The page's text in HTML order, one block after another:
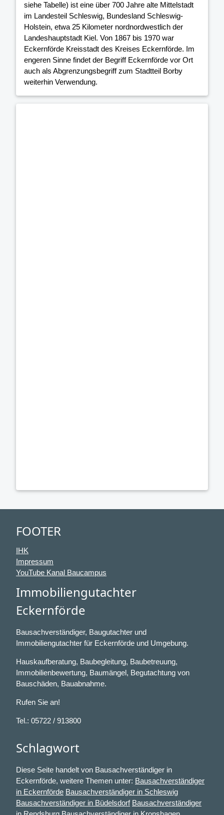
siehe Tabelle) ist eine über 700 Jahre alte Mittelstadt
im Landesteil Schleswig, Bundesland Schleswig-
Holstein, etwa 25 Kilometer nordnordwestlich der
Landeshauptstadt Kiel. Von 1867 bis 1970 war
Eckernförde Kreisstadt des Kreises Eckernförde. Im
engeren Sinne findet der Begriff Eckernförde vor Ort
auch als Abgrenzungsbegriff zum Stadtteil Borby
weiterhin Verwendung.
FOOTER
IHK
Impressum
YouTube Kanal Baucampus
Immobiliengutachter
Eckernförde
Bausachverständiger, Baugutachter und
Immobiliengutachter für Eckernförde und Umgebung.
Hauskaufberatung, Baubegleitung, Baubetreuung,
Immobilienbewertung, Baumängel, Begutachtung von
Bauschäden, Bauabnahme.
Rufen Sie an!
Tel.: 05722 / 913800
Schlagwort
Diese Seite handelt von Bausachverständiger in
Eckernförde, weitere Themen unter: Bausachverständiger
in Eckernförde Bausachverständiger in Schleswig
Bausachverständiger in Büdelsdorf Bausachverständiger